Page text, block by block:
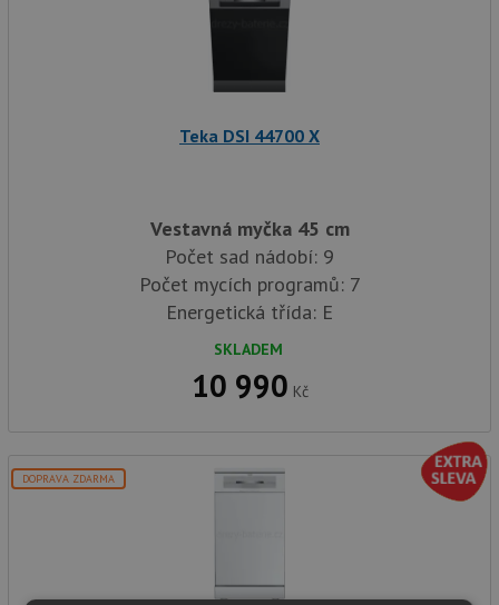
Teka DSI 44700 X
Vestavná myčka 45 cm
Počet sad nádobí: 9
Počet mycích programů: 7
Energetická třída: E
SKLADEM
10 990 Kč
DOPRAVA ZDARMA